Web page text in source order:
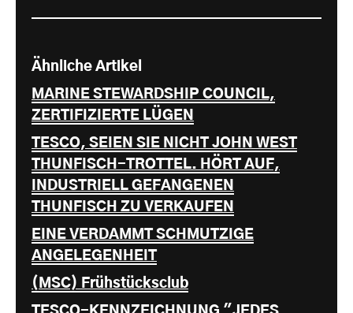
Ähnliche Artikel
MARINE STEWARDSHIP COUNCIL,
ZERTIFIZIERTE LÜGEN
TESCO, SEIEN SIE NICHT JOHN WEST
THUNFISCH-TROTTEL. HÖRT AUF,
INDUSTRIELL GEFANGENEN
THUNFISCH ZU VERKAUFEN
EINE VERDAMMT SCHMUTZIGE
ANGELEGENHEIT
(MSC) Frühstücksclub